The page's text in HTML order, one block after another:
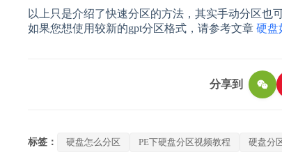
以上只是介绍了快速分区的方法，其实手动分区也
如果您想使用较新的gpt分区格式，请参考文章 硬盘
分享到
标签： 硬盘怎么分区 PE下硬盘分区视频教程 硬盘分